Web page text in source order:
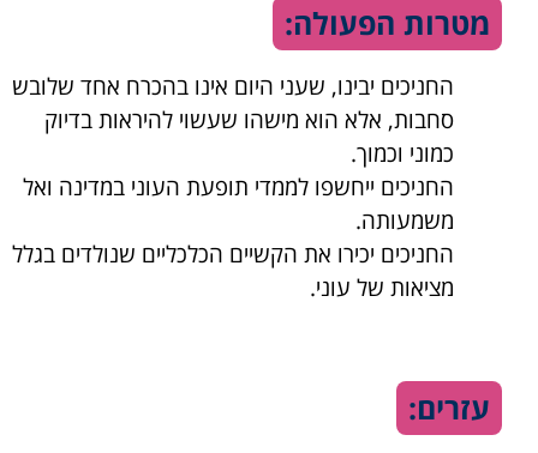
מטרות הפעולה:
החניכים יבינו, שעני היום אינו בהכרח אחד שלובש
סחבות, אלא הוא מישהו שעשוי להיראות בדיוק
כמוני וכמוך.
החניכים ייחשפו לממדי תופעת העוני במדינה ואל
משמעותה.
החניכים יכירו את הקשיים הכלכליים שנולדים בגלל
מציאות של עוני.
עזרים: